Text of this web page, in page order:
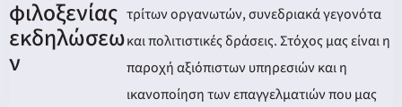
φιλοξενίας
εκδηλώσεω
ν
τρίτων οργανωτών, συνεδριακά γεγονότα
και πολιτιστικές δράσεις. Στόχος μας είναι η
παροχή αξιόπιστων υπηρεσιών και η
ικανοποίηση των επαγγελματιών που μας